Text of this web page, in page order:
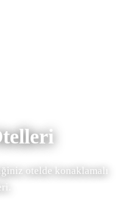
otelde konaklamalı